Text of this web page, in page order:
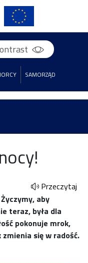
SAMORZĄD
Przeczytaj
aby
teraz, była dla
pokonuje mrok,
się w radość.